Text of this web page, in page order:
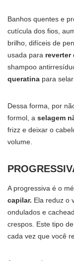
Banhos quentes e
cutícula dos fios,
brilho, difíceis de
usada para reverter
shampoo
queratina para
Dessa forma, por
formol, a selagem
frizz e deixar o
volume.
A progressiva é o
capilar. Ela reduz o
ondulados e
crespos. Este tipo
cada vez que você